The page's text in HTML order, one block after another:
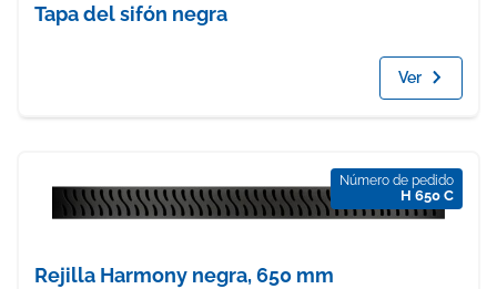
Tapa del sifón negra
Ver
Número de pedido
H 650 C
Rejilla Harmony negra, 650 mm